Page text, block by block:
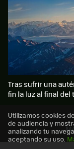
Tras sufrir una
fin la luz al final del
Utilizamos cookies
de audiencia y
analizando tu
aceptando su uso.